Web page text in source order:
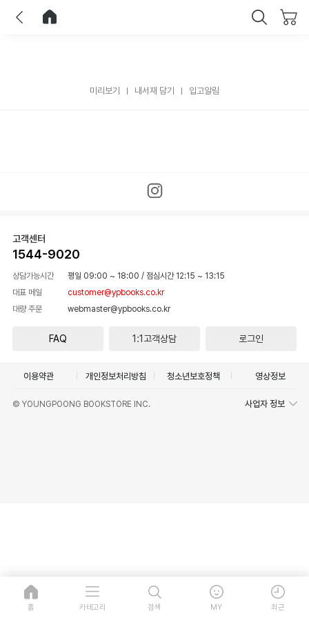
미리보기 내서재 담기 입고알림
고객센터
1544-9020
상담가능시간 평일 09:00 ~ 18:00 / 점심시간 12:15 ~ 13:15
대표 메일
customer@ypbooks.co.kr
대량 주문
webmaster@ypbooks.co.kr
FAQ 1:1고객상담 로그인
이용약관 개인정보처리방침 청소년보호정책 영상정보
© YOUNGPOONG BOOKSTORE INC. 사업자 정보
홈 카테고리 검색 MY 최근